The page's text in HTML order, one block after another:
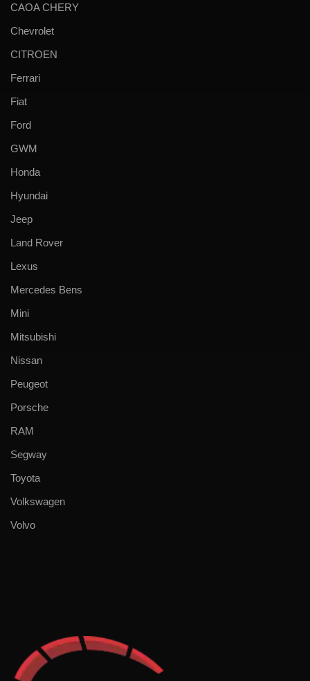
CAOA CHERY
Chevrolet
CITROEN
Ferrari
Fiat
Ford
GWM
Honda
Hyundai
Jeep
Land Rover
Lexus
Mercedes Bens
Mini
Mitsubishi
Nissan
Peugeot
Porsche
RAM
Segway
Toyota
Volkswagen
Volvo